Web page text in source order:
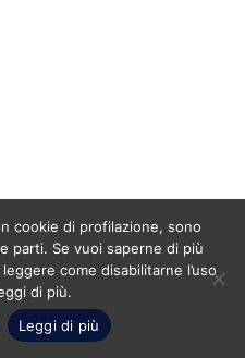
cookie di profilazione, sono
parti. Se vuoi saperne di più
come disabilitarne l’uso
di più.
Leggi di più